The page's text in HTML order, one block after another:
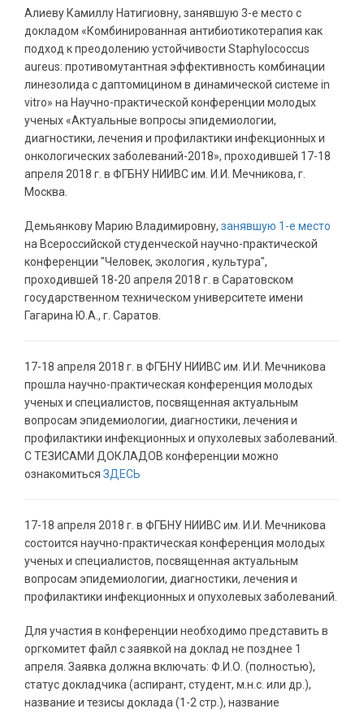
Алиеву Камиллу Натигиовну, занявшую 3-е место с
докладом «Комбинированная антибиотикотерапия как
подход к преодолению устойчивости Staphylococcus
aureus: противомутантная эффективность комбинации
линезолида с даптомицином в динамической системе in
vitro» на Научно-практической конференции молодых
ученых «Актуальные вопросы эпидемиологии,
диагностики, лечения и профилактики инфекционных и
онкологических заболеваний-2018», проходившей 17-18
апреля 2018 г. в ФГБНУ НИИВС им. И.И. Мечникова, г.
Москва.
Демьянкову Марию Владимировну, занявшую 1-е место
на Всероссийской студенческой научно-практической
конференции "Человек, экология , культура",
проходившей 18-20 апреля 2018 г. в Саратовском
государственном техническом университете имени
Гагарина Ю.А., г. Саратов.
17-18 апреля 2018 г. в ФГБНУ НИИВС им. И.И. Мечникова
прошла научно-практическая конференция молодых
ученых и специалистов, посвященная актуальным
вопросам эпидемиологии, диагностики, лечения и
профилактики инфекционных и опухолевых заболеваний.
С ТЕЗИСАМИ ДОКЛАДОВ конференции можно
ознакомиться ЗДЕСЬ
17-18 апреля 2018 г. в ФГБНУ НИИВС им. И.И. Мечникова
состоится научно-практическая конференция молодых
ученых и специалистов, посвященная актуальным
вопросам эпидемиологии, диагностики, лечения и
профилактики инфекционных и опухолевых заболеваний.
Для участия в конференции необходимо представить в
оргкомитет файл с заявкой на доклад не позднее 1
апреля. Заявка должна включать: Ф.И.О. (полностью),
статус докладчика (аспирант, студент, м.н.с. или др.),
название и тезисы доклада (1-2 стр.), название